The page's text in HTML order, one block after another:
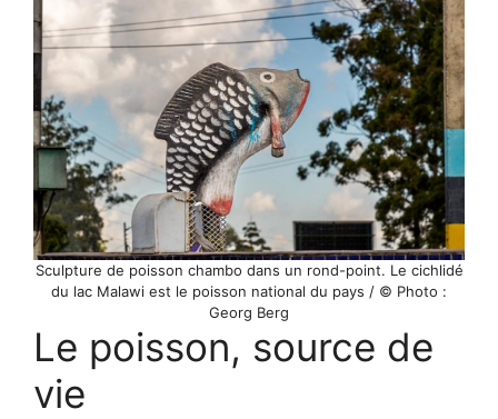
Sculpture de poisson chambo dans un rond-point. Le cichlidé
du lac Malawi est le poisson national du pays / © Photo :
Georg Berg
Le poisson, source de
vie